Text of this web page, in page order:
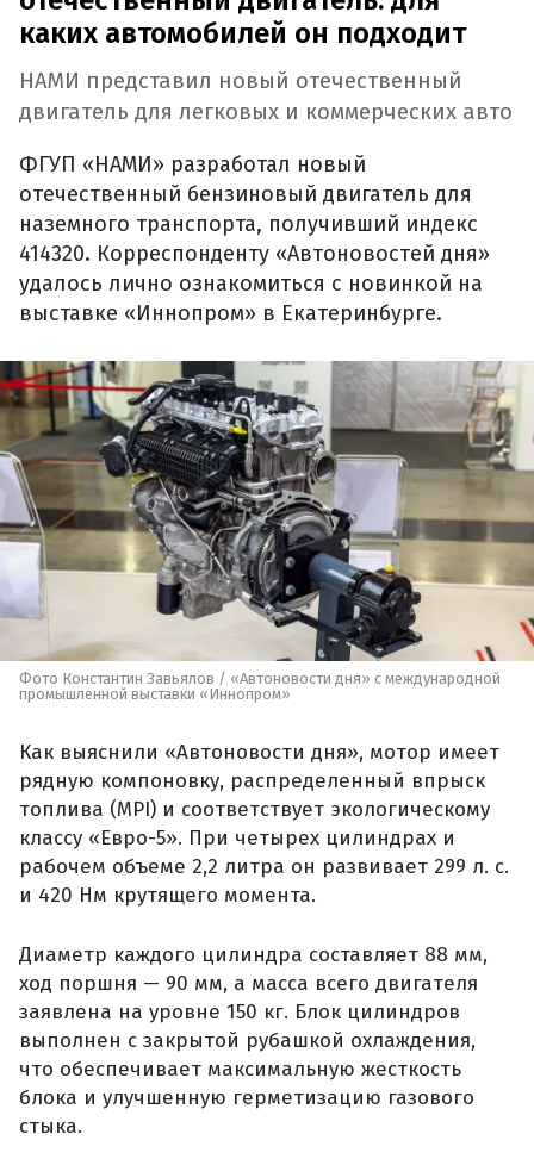
каких автомобилей он подходит
НАМИ представил новый отечественный
двигатель для легковых и коммерческих авто
ФГУП «НАМИ» разработал новый
отечественный бензиновый двигатель для
наземного транспорта, получивший индекс
414320. Корреспонденту «Автоновостей дня»
удалось лично ознакомиться с новинкой на
выставке «Иннопром» в Екатеринбурге.
Фото Константин Завьялов / «Автоновости дня» с международной
промышленной выставки «Иннопром»
Как выяснили «Автоновости дня», мотор имеет
рядную компоновку, распределенный впрыск
топлива (MPI) и соответствует экологическому
классу «Евро-5». При четырех цилиндрах и
рабочем объеме 2,2 литра он развивает 299 л. с.
и 420 Нм крутящего момента.
Диаметр каждого цилиндра составляет 88 мм,
ход поршня — 90 мм, а масса всего двигателя
заявлена на уровне 150 кг. Блок цилиндров
выполнен с закрытой рубашкой охлаждения,
что обеспечивает максимальную жесткость
блока и улучшенную герметизацию газового
стыка.